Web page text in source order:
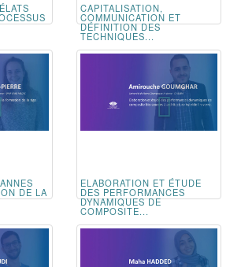
CAPITALISATION,
COMMUNICATION ET
DÉFINITION DES
TECHNIQUES...
DE LA
ELABORATION ET ÉTUDE
DES PERFORMANCES
DYNAMIQUES DE
COMPOSITE...